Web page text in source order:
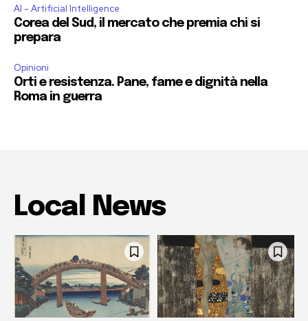
AI - Artificial Intelligence
Corea del Sud, il mercato che premia chi si
prepara
Opinioni
Orti e resistenza. Pane, fame e dignità nella
Roma in guerra
Local News